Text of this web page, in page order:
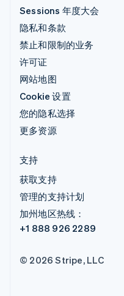
Sessions 年度大会
隐私和条款
禁止和限制的业务
许可证
网站地图
Cookie 设置
您的隐私选择
更多资源
支持
获取支持
管理的支持计划
加州地区热线：
+1 888 926 2289
© 2026 Stripe, LLC